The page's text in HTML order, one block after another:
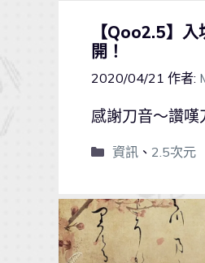
【Qoo2.5】
開！
2020/04/21 作者:
感謝刀音～讚
資訊、 2.5次元